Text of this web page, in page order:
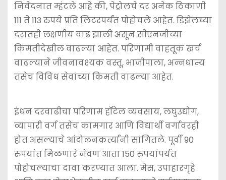
निवेदनात म्हंटले आहे की, पेट्रोलचे दर अनेक ठिकाणी
111 ते 113 रुपये प्रति लिटरपर्यंत पोहोचले आहेत. डिझेलच्या
दरातही लक्षणीय वाढ झाली असून सीएनजीच्या
किमतीदेखील वाढल्या आहेत. परिणामी वाहतूक खर्च
वाढल्याने जीवनावश्‍यक वस्तू, भाजीपाला, अन्नधान्य
तसेच विविध सेवांच्या किमती वाढल्या आहेत.
इंधन दरवाढीचा परिणाम हॉटेल व्यवसाय, लघुउद्योग,
व्यापारी वर्ग तसेच कामगार आणि विद्यार्थी वर्गावरही
होत असल्याचे आंदोलनकर्त्यांनी सांगितले. पूर्वी 90
रुपयांत मिळणारे जेवण आता 150 रुपयांपर्यंत
पोहोचल्याचा दावा करण्यात आला. मेस, उपाहारगृहे